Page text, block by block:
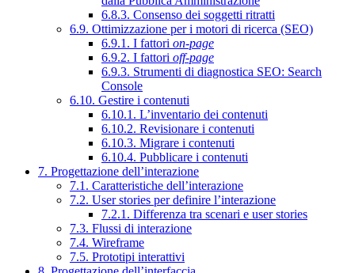
6.8.3. Consenso dei soggetti ritratti
6.9. Ottimizzazione per i motori di ricerca (SEO)
6.9.1. I fattori on-page
6.9.2. I fattori off-page
6.9.3. Strumenti di diagnostica SEO: Search
Console
6.10. Gestire i contenuti
6.10.1. L’inventario dei contenuti
6.10.2. Revisionare i contenuti
6.10.3. Migrare i contenuti
6.10.4. Pubblicare i contenuti
7. Progettazione dell’interazione
7.1. Caratteristiche dell’interazione
7.2. User stories per definire l’interazione
7.2.1. Differenza tra scenari e user stories
7.3. Flussi di interazione
7.4. Wireframe
7.5. Prototipi interattivi